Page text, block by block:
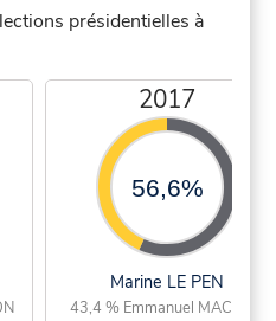
présidentielles à
2017
56,6%
Marine LE PEN
43,4 % Emmanuel MACRON